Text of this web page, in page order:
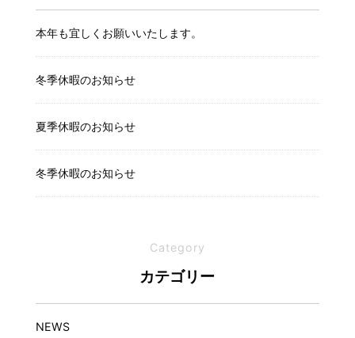
本年も宜しくお願いいたします。
冬季休暇のお知らせ
夏季休暇のお知らせ
冬季休暇のお知らせ
Category
カテゴリー
NEWS